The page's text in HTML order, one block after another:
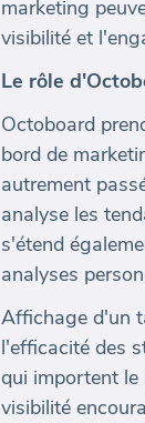
marketing
visibilité et
Le rôle
Octoboard
bord de
autrement
analyse les
s'étend
analyses
Affichage d'un
l'efficacité des
qui importent le
visibilité